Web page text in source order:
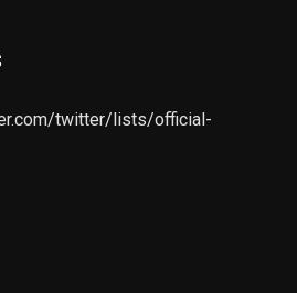
twitter/lists/official-